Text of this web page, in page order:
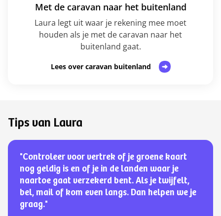
Met de caravan naar het buitenland
Laura legt uit waar je rekening mee moet
houden als je met de caravan naar het
buitenland gaat.
Lees over caravan buitenland
Tips van Laura
"Controleer voor vertrek of je groene kaart
nog geldig is en of je in de landen waar je
naartoe gaat verzekerd bent. Als je twijfelt,
bel, mail of kom even langs. Dan helpen we je
graag."